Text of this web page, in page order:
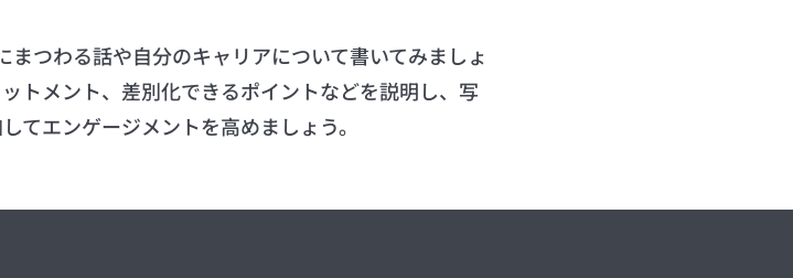
つわる話や自分のキャリアについて書いてみましょ
トメント、差別化できるポイントなどを説明し、写
てエンゲージメントを高めましょう。